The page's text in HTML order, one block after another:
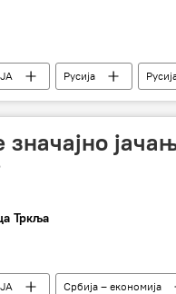
Русија
значајно
Тркља
Србија – економија